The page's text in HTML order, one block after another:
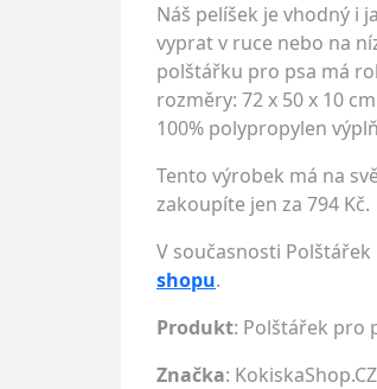
Náš pelíšek je vhodný i
vyprat v ruce nebo na
polštářku pro psa má
rozměry: 72 x 50 x 10
100% polypropylen
Tento výrobek má na
zakoupíte jen za 794 Kč.
V současnosti Polštářek
shopu.
Produkt: Polštářek pro
Značka: KokiskaShop.CZ